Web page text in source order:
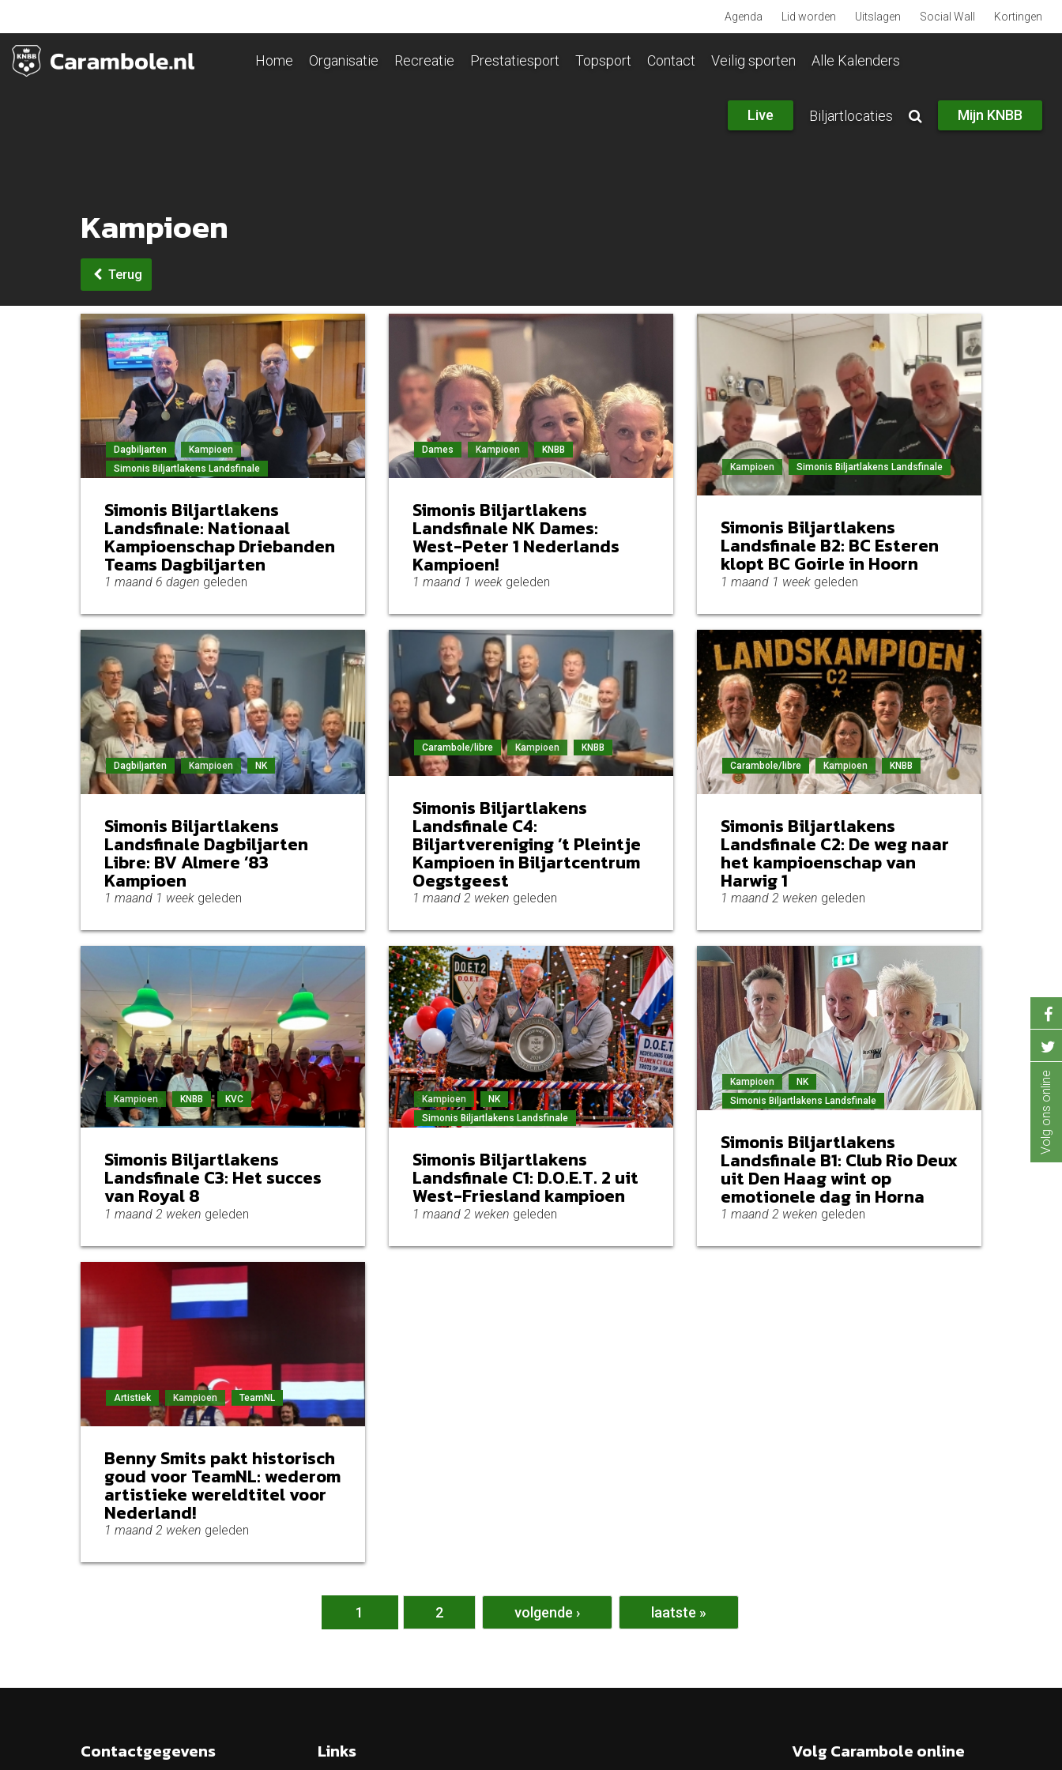
Agenda Lid worden Uitslagen Social Wall Kortingen
Home Organisatie Recreatie Prestatiesport Topsport Contact Veilig sporten Alle Kalenders
Live Biljartlocaties Mijn KNBB
Kampioen
Terug
Dagbiljarten
Kampioen
Simonis Biljartlakens Landsfinale
Simonis Biljartlakens
Landsfinale: Nationaal
Kampioenschap Driebanden
Teams Dagbiljarten
1 maand 6 dagen geleden
Dames Kampioen KNBB
Simonis Biljartlakens
Landsfinale NK Dames:
West-Peter 1 Nederlands
Kampioen!
1 maand 1 weekgeleden
Kampioen Simonis Biljartlakens Landsfinale
Simonis Biljartlakens
Landsfinale B2: BC Esteren
klopt BC Goirle in Hoorn
1 maand 1 weekgeleden
Dagbiljarten Kampioen NK
Simonis Biljartlakens
Landsfinale Dagbiljarten
Libre: BV Almere ’83
Kampioen
1 maand 1 week geleden
Carambole/libre Kampioen KNBB
Simonis Biljartlakens
Landsfinale C4:
Biljartvereniging ’t Pleintje
Kampioen in Biljartcentrum
Oegstgeest
1 maand 2 weken geleden
Carambole/libre Kampioen KNBB
Simonis Biljartlakens
Landsfinale C2: De weg naar
het kampioenschap van
Harwig 1
1 maand 2 weken geleden
Kampioen KNBB KVC
Simonis Biljartlakens
Landsfinale C3: Het succes
van Royal 8
1 maand 2 weken geleden
Kampioen
NK
Simonis Biljartlakens Landsfinale
Simonis Biljartlakens
Landsfinale C1: D.O.E.T. 2 uit
West-Friesland kampioen
1 maand 2 weken geleden
Kampioen
NK
Simonis Biljartlakens Landsfinale
Simonis Biljartlakens
Landsfinale B1: Club Rio Deux
uit Den Haag wint op
emotionele dag in Horna
1 maand 2 weken geleden
Artistiek Kampioen TeamNL
Benny Smits pakt historisch
goud voor TeamNL: wederom
artistieke wereldtitel voor
Nederland!
1 maand 2 weken geleden
1 2 volgende › laatste »
Volg ons online
Contactgegevens Links Volg Carambole online